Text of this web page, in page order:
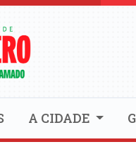
A CIDADE